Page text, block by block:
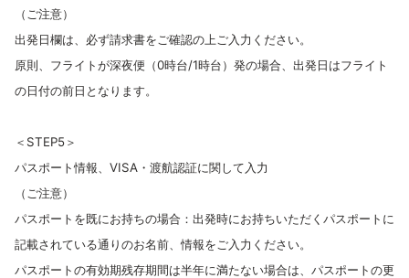
（ご注意）
出発日欄は、必ず請求書をご確認の上ご入力ください。
原則、フライトが深夜便（0時台/1時台）発の場合、出発日はフライト
の日付の前日となります。
＜STEP5＞
パスポート情報、VISA・渡航認証に関して入力
（ご注意）
パスポートを既にお持ちの場合：出発時にお持ちいただくパスポートに
記載されている通りのお名前、情報をご入力ください。
パスポートの有効期残存期間は半年に満たない場合は、パスポートの更